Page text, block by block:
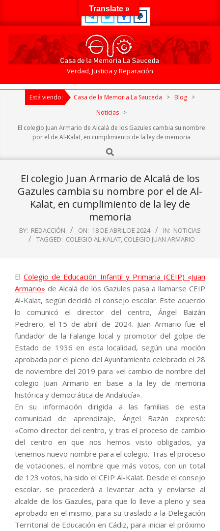
de
La
Sauceda
Verdad, Justicia y Reparación
Primary
NavigationEstá viendo: Casa de la Memoria La Sauceda > Blog >
Noticias >
El colegio Juan Armario de Alcalá de los Gazules cambia su nombre
por el de Al-Kalat, en cumplimiento de la ley de memoria
Search
El colegio Juan Armario de Alcalá de los
Gazules cambia su nombre por el de Al-
Kalat, en cumplimiento de la ley de
memoria
BY: REDACCIÓN ON: 18 DE ABRIL DE 2024 IN: NOTICIAS
TAGGED: COLEGIO AL-KALAT, COLEGIO JUAN ARMARIO
ElColegio de Educación Infantil y Primaria (CEIP) «Juan
Armario» de Alcalá de los Gazules pasa a llamarse CEIP
Al-Kalat, según decidió el consejo escolar. Este acuerdo
lo comunicó el director del centro, Ángel Baizán
Pedrero, el 15 de abril de 2024. Juan Armario fue el
fundador de la Falange local y promotor del golpe de
Estado de 1936 en esta localidad, según una moción
aprobada por el pleno del Ayuntamiento celebrado el 28
de noviembre del 2019 para «el cambio de nombre del
colegio Juan Armario en base a la ley de memoria
histórica y democrática de Andalucía».
En su información dirigida a las familias de esta
comunidad de aprendizaje, Ángel Bazán expresó:
«Como director del centro, y tras el proceso de cambio
del centro en que nos hemos visto obligados, ya
tenemos nuevo nombre para el colegio. Tras el proceso
de votaciones, el nombre que más votos, con un total
de 123 votos, ha sido el CEIP Al-Kalat. Desde el consejo
escolar, se procederá a levantar acta y enviarse al
alcalde de los Gazules, para que lo lleve a pleno y sea
aprobado en el mismo, para su traslado a la Delegación
Territorial de Educación en Cádiz, para iniciar el próximo
Translate »